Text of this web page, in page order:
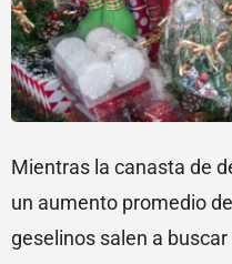
Mientras la canasta de
un aumento promedio
geselinos salen a